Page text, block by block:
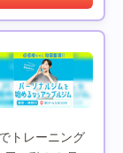
トレーニング